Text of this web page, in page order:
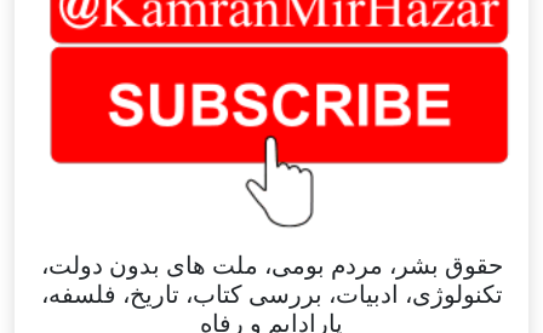
حقوق بشر، مردم بومی، ملت های بدون دولت،
تکنولوژی، ادبیات، بررسی کتاب، تاریخ، فلسفه،
پارادایم و رفاه